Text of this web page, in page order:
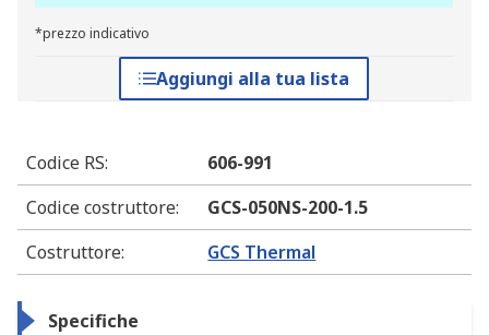
*prezzo indicativo
Aggiungi alla tua lista
Codice RS:
606-991
Codice costruttore:
GCS-050NS-200-1.5
Costruttore: GCS Thermal
Specifiche